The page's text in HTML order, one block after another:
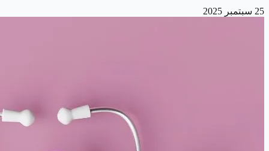
25 سبتمبر 2025